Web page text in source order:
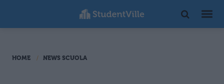
HOME NEWS SCUOLA